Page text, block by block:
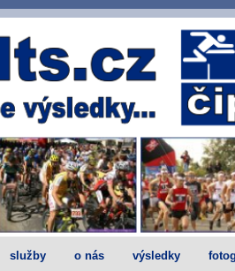
služby o nás výsledky